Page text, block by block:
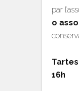
par
o asso
16h